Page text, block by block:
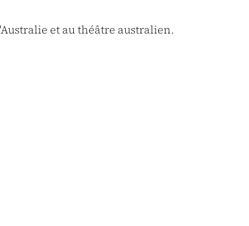
et au théâtre australien.